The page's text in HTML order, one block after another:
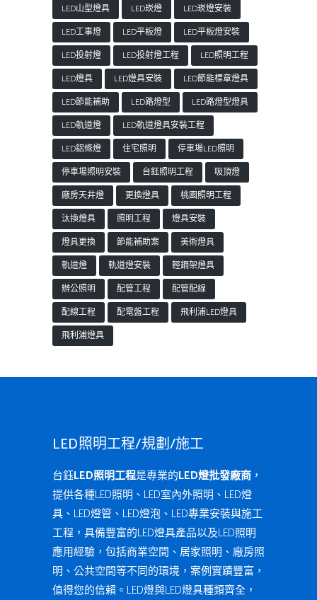
LED山型燈具
LED崁燈
LED崁燈安裝
LED工事燈
LED平板燈
LED平板燈安裝
LED投射燈
LED投射燈工程
LED照明工程
LED燈具
LED燈具安裝
LED節能標章燈具
LED節能補助
LED路燈型
LED路燈型燈具
LED軌道燈
LED軌道燈具安裝工程
LED鋁條燈
住宅照明
停車場LED照明
停車場照明安裝
台鈺照明工程
吸頂燈
廠房天井燈
更換燈具
桃園照明工程
汰換燈具
照明工程
燈具安裝
燈具更換
節能補助案
美術燈具
軌道燈
軌道燈安裝
輕鋼架燈具
辦公照明
配管工程
配管配線
配線工程
配電盤工程
飛利浦LED燈具
飛利浦燈具
LED照明工程/規劃/施工
台鈺LED照明工程是專業的LED燈批發廠商 ，
提供各種LED照明、LED室內外照明、LED燈
具、LED燈管、LED燈泡、LED專業安裝與施工
工程，具備豐富的LED燈具產品以及LED照明
應用經驗，包括商業空間、居家照明、廠房照
明、公共空間等不同的環境，案例實蹟豐富，
值得您的信賴。LED燈與LED燈具種類齊全，